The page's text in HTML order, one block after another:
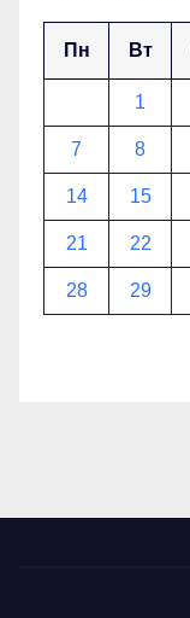
Пн Вт
1
7 8
14 15
21 22
28 29